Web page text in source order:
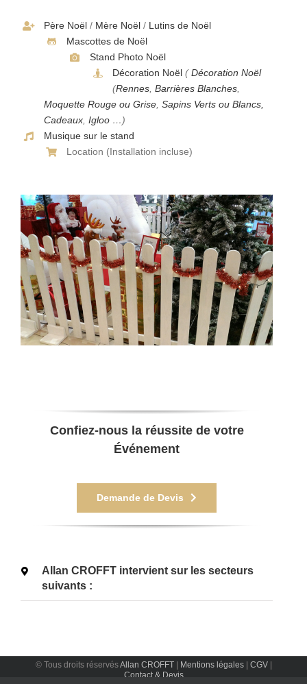
Père Noël/ Mère Noël/ Lutins de Noël
Mascottes de Noël
Stand Photo Noël
Décoration Noël (Décoration Noël
(Rennes ,Barrières Blanches
Moquette Rouge ou Grise, Sapins Verts ou Blancs,
Cadeaux, Igloo…)
Musique sur le stand
Location (Installation incluse)
Confiez-nous la réussite de votre
Événement
Demande de Devis
Allan CROFFT intervient sur les secteurs
suivants :
© Tous droits réservésAllan CROFFT| Mentions légales| CGV|
Contact & Devis